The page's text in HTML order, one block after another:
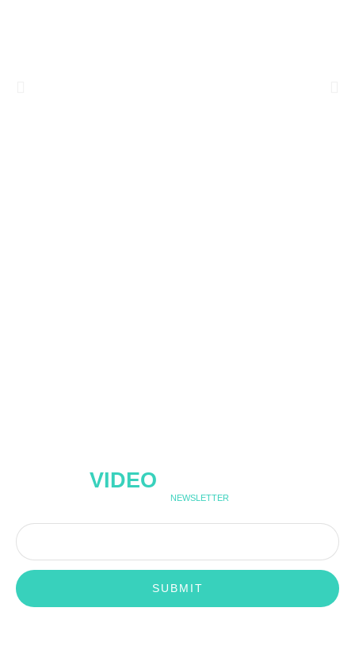
VIDEO
NEWSLETTER
SUBMIT